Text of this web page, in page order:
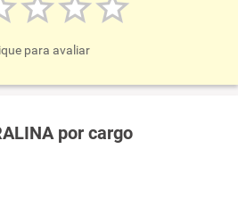
para avaliar
por cargo